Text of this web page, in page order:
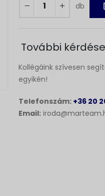
db
További
Kollégáink szívesen
egyikén!
Telefonszám: +36 20
Email: